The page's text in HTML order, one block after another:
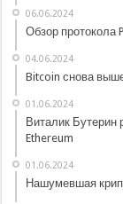
06.06.2024
Обзор протокола
04.06.2024
Bitcoin снова
01.06.2024
Виталик Бутерин
Ethereum
01.06.2024
Нашумевшая